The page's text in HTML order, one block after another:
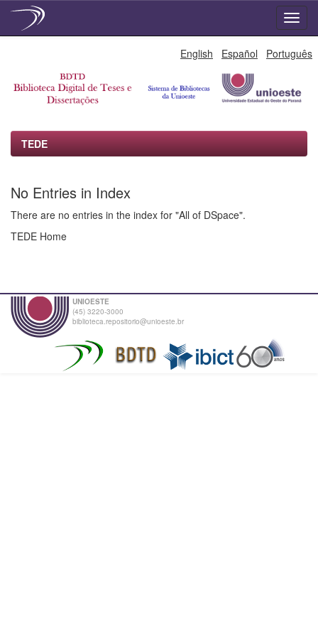
English Español Português
TEDE
No Entries in Index
There are no entries in the index for "All of DSpace".
TEDE Home
UNIOESTE
(45) 3220-3000
biblioteca.repositorio@unioeste.br